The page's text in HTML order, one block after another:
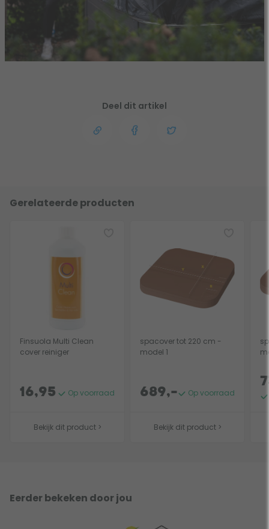
Deel dit artikel
Gerelateerde producten
Finsuola Multi Clean
cover reiniger
16,95 Op voorraad
Bekijk dit product >
spacover tot 220 cm -
model 1
689,- Op voorraad
Bekijk dit product >
Eerder bekeken door jou